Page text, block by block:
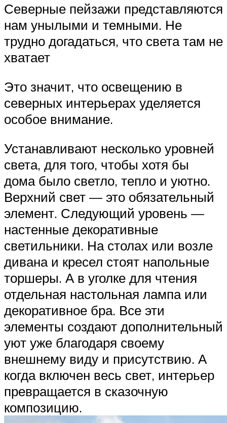
Северные пейзажи представляются
нам унылыми и темными. Не
трудно догадаться, что света там не
хватает
Это значит, что освещению в
северных интерьерах уделяется
особое внимание.
Устанавливают несколько уровней
света, для того, чтобы хотя бы
дома было светло, тепло и уютно.
Верхний свет — это обязательный
элемент. Следующий уровень —
настенные декоративные
светильники. На столах или возле
дивана и кресел стоят напольные
торшеры. А в уголке для чтения
отдельная настольная лампа или
декоративное бра. Все эти
элементы создают дополнительный
уют уже благодаря своему
внешнему виду и присутствию. А
когда включен весь свет, интерьер
превращается в сказочную
композицию.